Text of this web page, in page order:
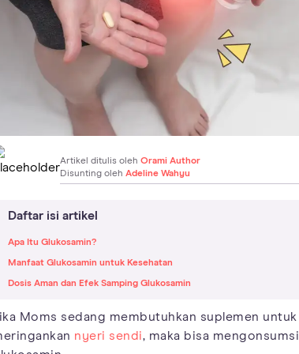
Artikel ditulis oleh Orami Author
Disunting oleh Adeline Wahyu
Daftar isi artikel
Apa Itu Glukosamin?
Manfaat Glukosamin untuk Kesehatan
Dosis Aman dan Efek Samping Glukosamin
Moms sedang membutuhkan suplemen untuk
nyeri sendi, maka bisa mengonsumsi